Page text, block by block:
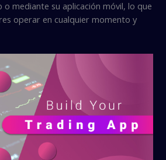
mediante su aplicación móvil, lo que
operar en cualquier momento y